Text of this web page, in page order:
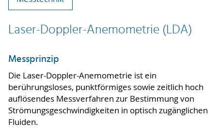
Laser-Doppler-Anemometrie (LDA)
Messprinzip
Die Laser-Doppler-Anemometrie ist ein
berührungsloses, punktförmiges sowie zeitlich hoch
auflösendes Messverfahren zur Bestimmung von
Strömungsgeschwindigkeiten in optisch zugänglichen
Fluiden.